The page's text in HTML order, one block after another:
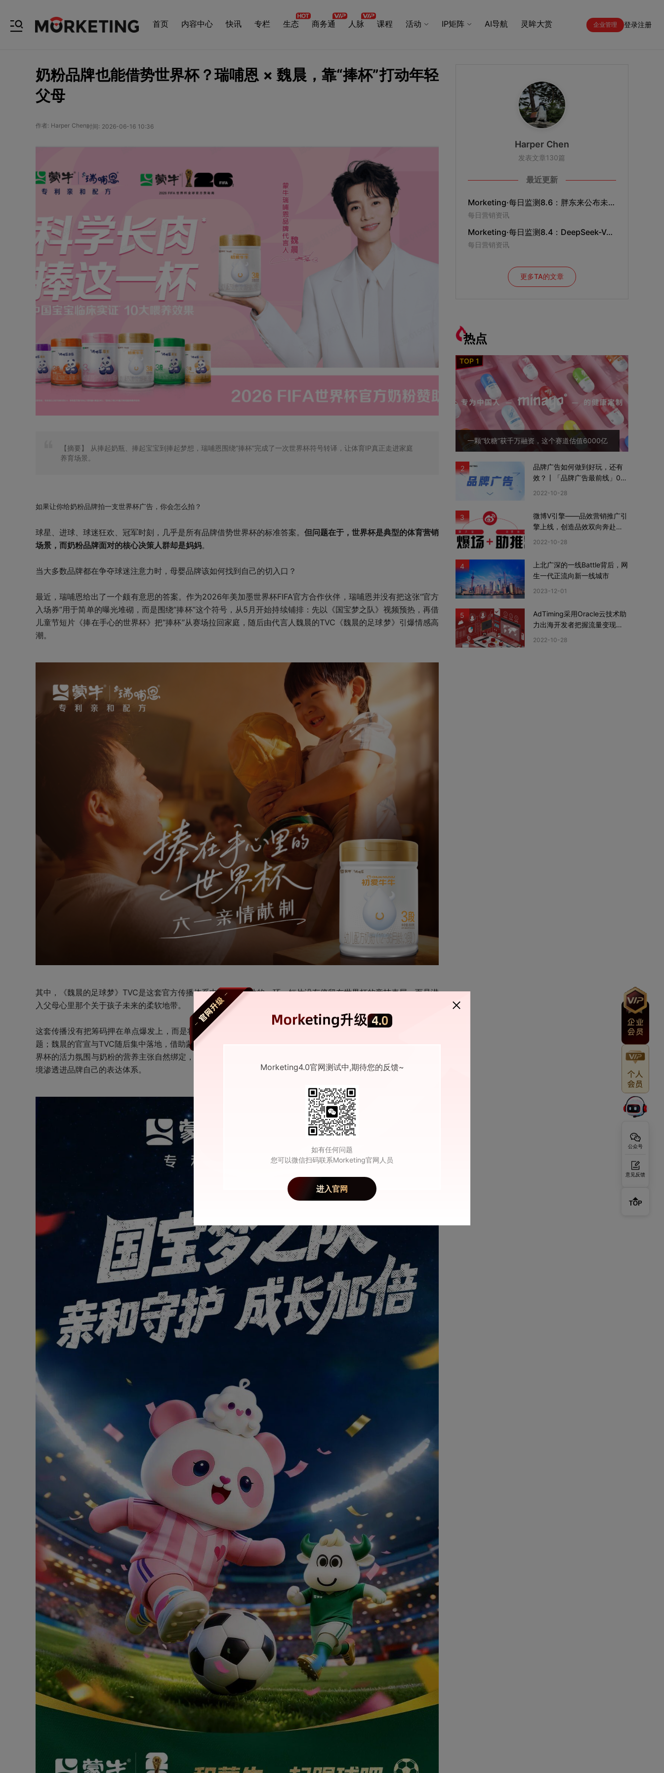
首页 内容中心 快讯 专栏 生态 商务通 人脉 课程 活动 IP矩阵 AI导航 灵眸大赏 企业管理 登录注册
奶粉品牌也能借势世界杯？瑞哺恩 × 魏晨，靠“捧杯”打动年轻
父母
作者: Harper Chen时间: 2026-06-16 10:36
【摘要】
从捧起奶瓶、捧起宝宝到捧起梦想，瑞哺恩围绕“捧杯”完成了一次世界杯符号转译，让体育IP真正走进家庭
养育场景。
如果让你给奶粉品牌拍一支世界杯广告，你会怎么拍？
球星、进球、球迷狂欢、冠军时刻，几乎是所有品牌借势世界杯的标准答案。 但问题在于，世界杯是典型的体育营销
场景，而奶粉品牌面对的核心决策人群却是妈妈。
当大多数品牌都在争夺球迷注意力时，母婴品牌该如何找到自己的切入口？
最近，瑞哺恩给出了一个颇有意思的答案。作为2026年美加墨世界杯FIFA官方合作伙伴，瑞哺恩并没有把这张“官方
入场券”用于简单的曝光堆砌，而是围绕“捧杯”这个符号，从5月开始持续铺排：先以《国宝梦之队》视频预热，再借
儿童节短片《捧在手心的世界杯》把“捧杯”从赛场拉回家庭，随后由代言人魏晨的TVC《魏晨的足球梦》引爆情感高
潮。
其中，《魏晨的足球梦》TVC是这套官方传播体系中最具代表性的一环。短片没有停留在世界杯的竞技表层，而是潜
入父母心里那个关于孩子未来的柔软地带。
这套传播没有把筹码押在单点爆发上，而是将IP、明星与产品内容依次串联。瑞哺恩国宝IP“恩恩”率先卡位世界杯话
题；魏晨的官宣与TVC随后集中落地，借助蒙牛集团的世界杯主阵地进一步放大声量；产品内容则在后期承接，把世
界杯的活力氛围与奶粉的营养主张自然绑定，带出品牌卖点。三个层次各司其职，让“捧杯”这个符号逐步从世界杯语
境渗透进品牌自己的表达体系。
Harper Chen
发表文章130篇
最近更新
Morketing·每日监测8.6：胖东来公布未来三年规划；首席科学家离职，谷歌AI业务迎重大人事变动；泡泡玛特大跌
每日营销资讯
Morketing·每日监测8.4：DeepSeek-V4-Flash登顶全球调用量榜单第一；亚马逊市值突破3万亿美元；月之暗面回应港股IPO传闻：消息不实
每日营销资讯
更多TA的文章
热点
一颗“软糖”获千万融资，这个赛道估值6000亿
2
品牌广告如何做到好玩，还有
效？丨「品牌广告最前线」02
2022-10-28
3
微博V引擎——品效营销推广引
擎上线，创造品效双向奔赴新
2022-10-28
4
上北广深的一线Battle背后，网
生一代正流向新一线城市
2023-12-01
5
AdTiming采用Oracle云技术助
力出海开发者把握流量变现新
2022-10-28
公众号
意见反馈
TOP
Morketing4.0官网测试中,期待您的反馈~
如有任何问题
您可以微信扫码联系Morketing官网人员
进入官网